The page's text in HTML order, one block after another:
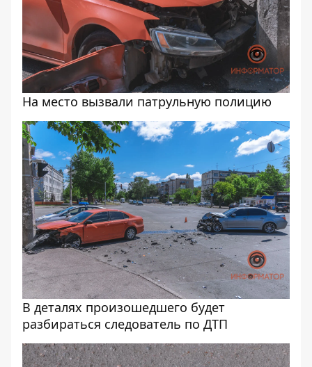
На место вызвали патрульную полицию
В деталях произошедшего будет
разбираться следователь по ДТП